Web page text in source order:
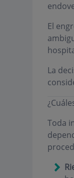
El
La
Toda